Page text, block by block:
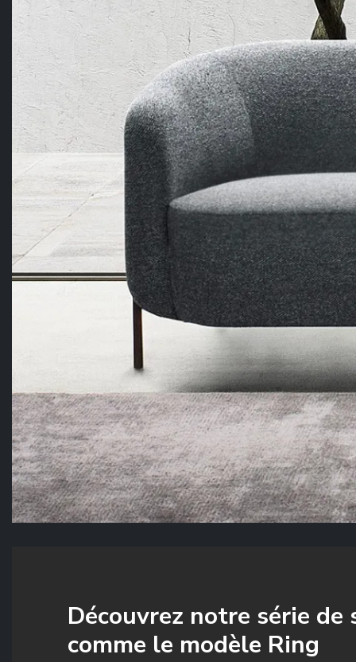
Découvrez notre série de
comme le modèle Ring